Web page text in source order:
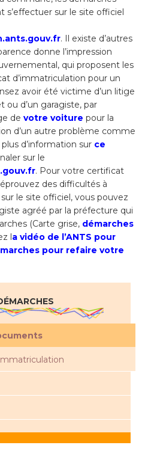
s’effectuer sur le site officiel
. Il existe d’autres
donne l’impression
qui proposent les
d’immatriculation pour un
avoir été victime d’un litige
ou d’un garagiste, par
de votre voiture pour la
d’un autre problème comme
d’information sur ce
sur le
. Pour votre certificat
des difficultés à
le site officiel, vous pouvez
agréé par la préfecture qui
(Carte grise, démarches
la vidéo de l’ANTS pour
pour refaire votre